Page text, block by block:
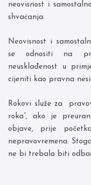
neovisnost i
shvaćanja.
Neovisnost i
se odnositi na
neusklađenost u
cijeniti kao pravna
Rokovi služe za
roka“, ako je
objave, prije
nepravovremena.
ne bi trebala biti